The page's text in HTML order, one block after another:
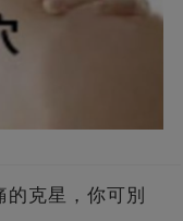
克星，你可別